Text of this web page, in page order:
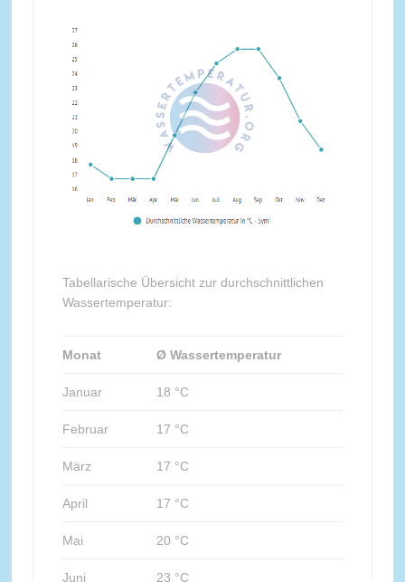
Tabellarische Übersicht zur durchschnittlichen
Wassertemperatur:
Monat Ø Wassertemperatur
Januar 18 °C
Februar 17 °C
März 17 °C
April 17 °C
Mai 20 °C
Juni 23 °C